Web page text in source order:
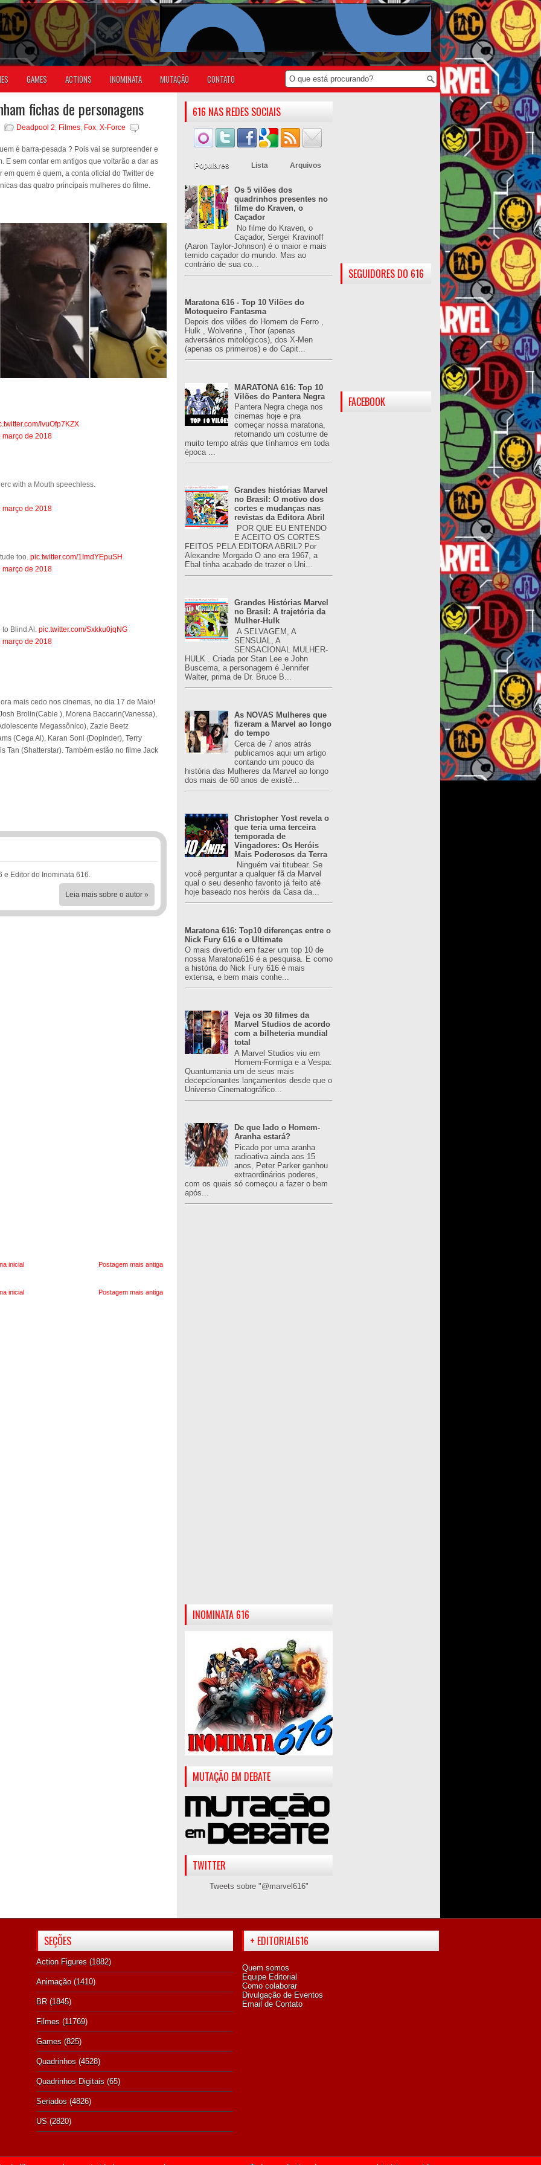
GAMES ACTIONS INOMINATA MUTAÇÃO CONTATO
fichas de personagens
Deadpool 2, Filmes, Fox, X-Force
é barra-pesada ? Pois vai se surpreender e
E sem contar em antigos que voltarão a dar as
quem é quem, a conta oficial do Twitter de
das quatro principais mulheres do filme.
IvuOfp7KZX
março de 2018
with a Mouth speechless.
março de 2018
too. pic.twitter.com/1ImdYEpuSH
março de 2018
Blind Al. pic.twitter.com/Sxkku0jqNG
março de 2018
mais cedo nos cinemas, no dia 17 de Maio!
Brolin(Cable ), Morena Baccarin(Vanessa),
Megassônico), Zazie Beetz
(Cega Al), Karan Soni (Dopinder), Terry
(Shatterstar). Também estão no filme Jack
e Editor do Inominata 616.
Leia mais sobre o autor »
Postagem mais antiga
inicial
Postagem mais antiga
inicial
616 NAS REDES SOCIAIS
Populares Lista Arquivos
Os 5 vilões dos
quadrinhos presentes no
filme do Kraven, o
Caçador
No filme do Kraven, o
Caçador, Sergei Kravinoff
(Aaron Taylor-Johnson) é o maior e mais
temido caçador do mundo. Mas ao
contrário de sua co...
Maratona 616 - Top 10 Vilões do
Motoqueiro Fantasma
Depois dos vilões do Homem de Ferro ,
Hulk , Wolverine , Thor (apenas
adversários mitológicos), dos X-Men
(apenas os primeiros) e do Capit...
MARATONA 616: Top 10
Vilões do Pantera Negra
Pantera Negra chega nos
cinemas hoje e pra
começar nossa maratona,
retomando um costume de
muito tempo atrás que tínhamos em toda
época ...
Grandes histórias Marvel
no Brasil: O motivo dos
cortes e mudanças nas
revistas da Editora Abril
POR QUE EU ENTENDO
E ACEITO OS CORTES
FEITOS PELA EDITORA ABRIL? Por
Alexandre Morgado O ano era 1967, a
Ebal tinha acabado de trazer o Uni...
Grandes Histórias Marvel
no Brasil: A trajetória da
Mulher-Hulk
A SELVAGEM, A
SENSUAL, A
SENSACIONAL MULHER-
HULK . Criada por Stan Lee e John
Buscema, a personagem é Jennifer
Walter, prima de Dr. Bruce B...
As NOVAS Mulheres que
fizeram a Marvel ao longo
do tempo
Cerca de 7 anos atrás
publicamos aqui um artigo
contando um pouco da
história das Mulheres da Marvel ao longo
dos mais de 60 anos de existê...
Christopher Yost revela o
que teria uma terceira
temporada de
Vingadores: Os Heróis
Mais Poderosos da Terra
Ninguém vai titubear. Se
você perguntar a qualquer fã da Marvel
qual o seu desenho favorito já feito até
hoje baseado nos heróis da Casa da...
Maratona 616: Top10 diferenças entre o
Nick Fury 616 e o Ultimate
O mais divertido em fazer um top 10 de
nossa Maratona616 é a pesquisa. E como
a história do Nick Fury 616 é mais
extensa, e bem mais conhe...
Veja os 30 filmes da
Marvel Studios de acordo
com a bilheteria mundial
total
A Marvel Studios viu em
Homem-Formiga e a Vespa:
Quantumania um de seus mais
decepcionantes lançamentos desde que o
Universo Cinematográfico...
De que lado o Homem-
Aranha estará?
Picado por uma aranha
radioativa ainda aos 15
anos, Peter Parker ganhou
extraordinários poderes,
com os quais só começou a fazer o bem
após...
INOMINATA 616
MUTAÇÃO EM DEBATE
TWITTER
Tweets sobre "@marvel616"
SEGUIDORES DO 616
FACEBOOK
SEÇÕES
Action Figures (1882)
Animação (1410)
BR (1845)
Filmes (11769)
Games (825)
Quadrinhos (4528)
Quadrinhos Digitais (65)
Seriados (4826)
US (2820)
+ EDITORIAL616
Quem somos
Equipe Editorial
Como colaborar
Divulgação de Eventos
Email de Contato